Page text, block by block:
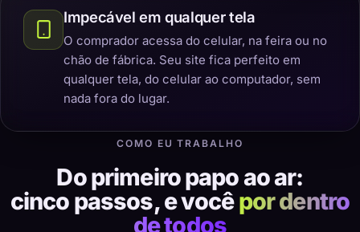
Impecável em qualquer tela
O comprador acessa do celular, na feira ou no
chão de fábrica. Seu site fica perfeito em
qualquer tela, do celular ao computador, sem
nada fora do lugar.
COMO EU TRABALHO
Do primeiro papo ao ar:
cinco passos, e vocêpor dentro
de todos